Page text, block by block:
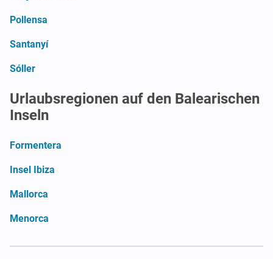
Pollensa
Santanyí
Sóller
Urlaubsregionen auf den Balearischen
Inseln
Formentera
Insel Ibiza
Mallorca
Menorca